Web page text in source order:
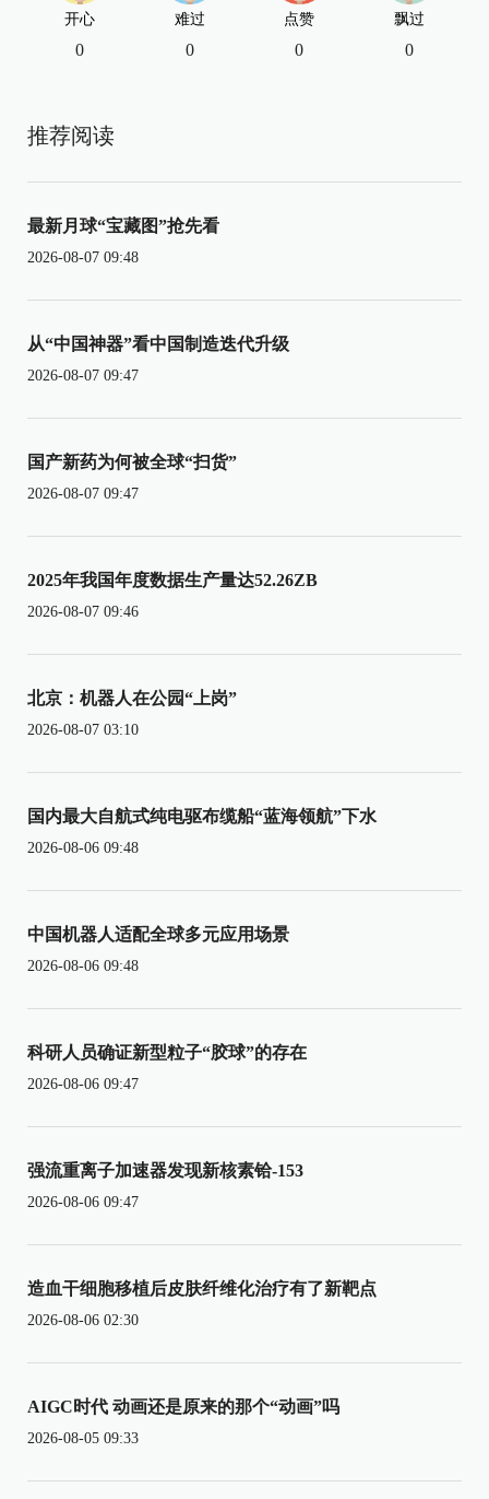
开心
0
难过
0
点赞
0
飘过
0
推荐阅读
最新月球“宝藏图”抢先看
2026-08-07 09:48
从“中国神器”看中国制造迭代升级
2026-08-07 09:47
国产新药为何被全球“扫货”
2026-08-07 09:47
2025年我国年度数据生产量达52.26ZB
2026-08-07 09:46
北京：机器人在公园“上岗”
2026-08-07 03:10
国内最大自航式纯电驱布缆船“蓝海领航”下水
2026-08-06 09:48
中国机器人适配全球多元应用场景
2026-08-06 09:48
科研人员确证新型粒子“胶球”的存在
2026-08-06 09:47
强流重离子加速器发现新核素铪-153
2026-08-06 09:47
造血干细胞移植后皮肤纤维化治疗有了新靶点
2026-08-06 02:30
AIGC时代 动画还是原来的那个“动画”吗
2026-08-05 09:33